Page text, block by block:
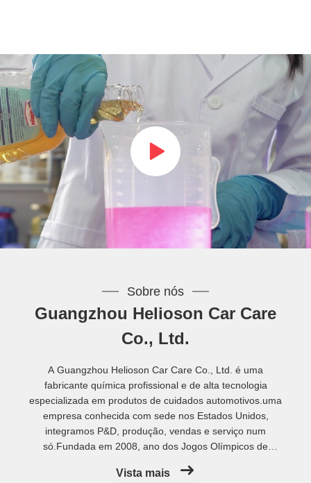
Sobre nós
Guangzhou Helioson Car Care
Co., Ltd.
A Guangzhou Helioson Car Care Co., Ltd. é uma
fabricante química profissional e de alta tecnologia
especializada em produtos de cuidados automotivos.uma
empresa conhecida com sede nos Estados Unidos,
integramos P&D, produção, vendas e serviço num
só.Fundada em 2008, ano dos Jogos Olímpicos de
Conghua, Guangzhou, cobrindo quase 10.000 metros
Vista mais